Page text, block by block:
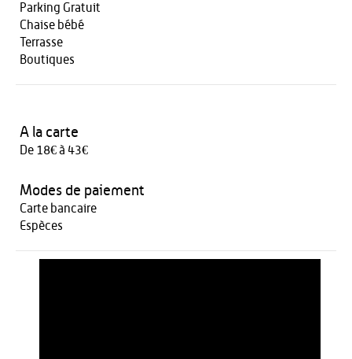
Parking Gratuit
Chaise bébé
Terrasse
Boutiques
A la carte
De 18€ à 43€
Modes de paiement
Carte bancaire
Espèces